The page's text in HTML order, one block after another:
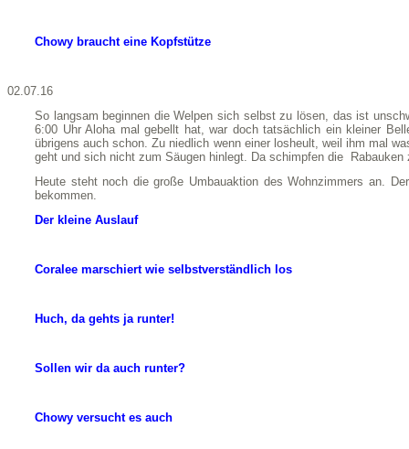
Chowy braucht eine Kopfstütze
02.07.16
So langsam beginnen die Welpen sich selbst zu lösen, das ist
6:00 Uhr Aloha mal gebellt hat, war doch tatsächlich ein kleiner
übrigens auch schon. Zu niedlich wenn einer losheult, weil ihm mal
geht und sich nicht zum Säugen hinlegt. Da schimpfen die
Heute steht noch die große Umbauaktion des Wohnzimmers an.
bekommen.
Der kleine Auslauf
Coralee marschiert wie selbstverständlich los
Huch, da gehts ja runter!
Sollen wir da auch runter?
Chowy versucht es auch